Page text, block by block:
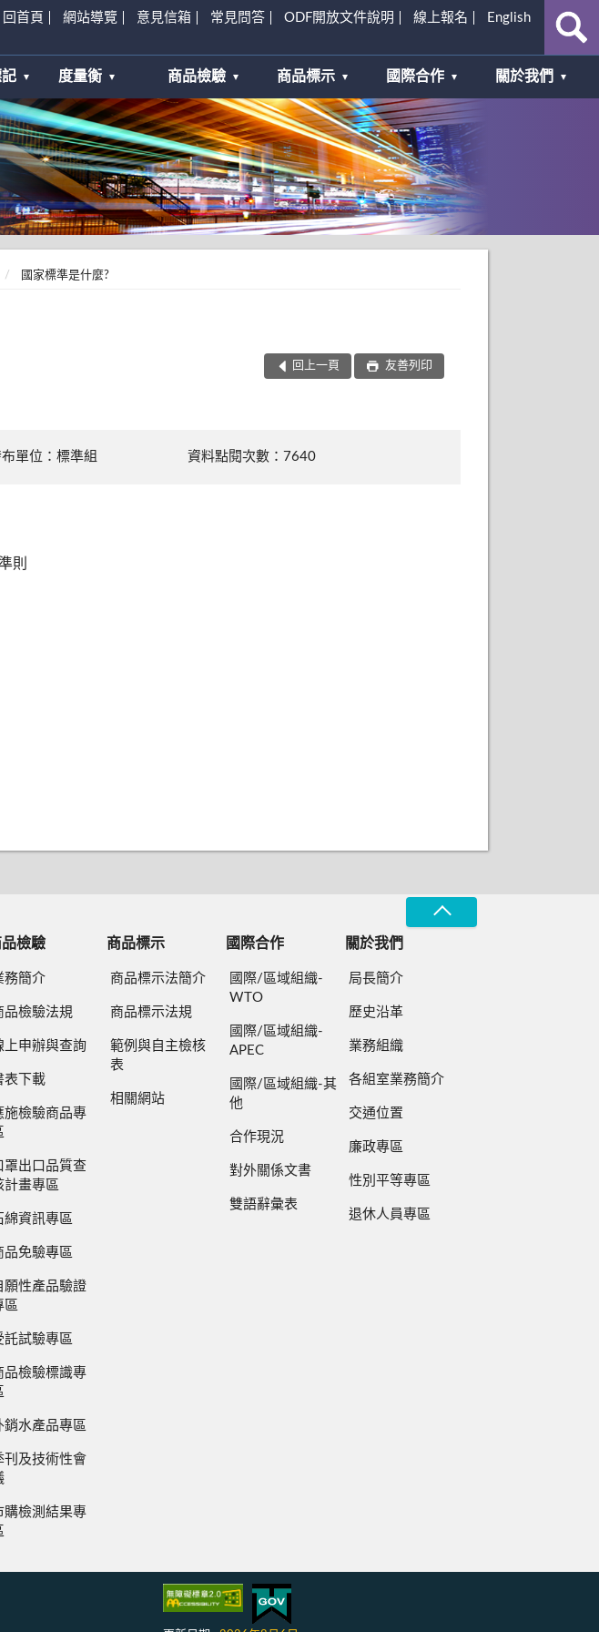
回首頁 網站導覽 意見信箱 常見問答 ODF開放文件說明 線上報名 English
度量衡 商品檢驗 商品標示 國際合作 關於我們
國家標準是什麼?
回上一頁 友善列印
單位：標準組 資料點閱次數：7640
則
品檢驗
務簡介
品檢驗法規
上申辦與查詢
表下載
施檢驗商品專
罩出口品質查
計畫專區
綿資訊專區
品免驗專區
願性產品驗證
區
託試驗專區
品檢驗標識專
銷水產品專區
刊及技術性會
購檢測結果專
商品標示
商品標示法簡介
商品標示法規
範例與自主檢核
表
相關網站
國際合作
國際/區域組織-
WTO
國際/區域組織-
APEC
國際/區域組織-其
他
合作現況
對外關係文書
雙語辭彙表
關於我們
局長簡介
歷史沿革
業務組織
各組室業務簡介
交通位置
廉政專區
性別平等專區
退休人員專區